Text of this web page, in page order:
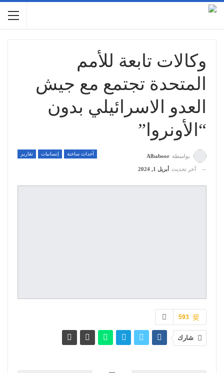
وكالات تابعة للأمم
المتحدة تجتمع مع جيش
العدو الاسرائيلي بدون
“الأونروا”
أحداث ساخنة إنسانيات تقارير بواسطة Albaboor
آخر تحديث أبريل 1, 2024
593
شارك